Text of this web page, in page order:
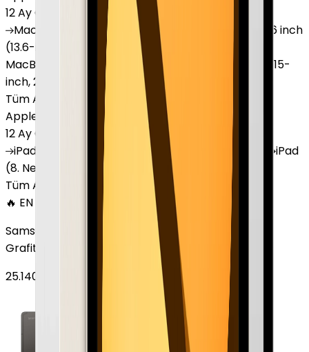
12 Ay Garanti
12 Taksit
MacBook
Air 13" (13-inch, 2020)
Air 13.6 inch
(13.6-inch, 2022)
MacBook
Air 13" (13-inch, 2019)
MacBook
Pro 16" (16-inch, 2019)
Air 15" (15-
inch, 2024)
Air 13"
Tüm Apple Macbook'lar
Apple Tablet
12 Ay Garanti
iPad
iPad Air (6. Nesil)
iPad
(8. Nesil)
iPad
Air (2. Nesil)
Tüm Apple Tablet'ler
🔥 EN ÇOK SATAN
Samsung Galaxy Tab S9 Plus 256 GB 12.4 inç Wi-Fi
Grafit
25.140
başlayan fiyatlar